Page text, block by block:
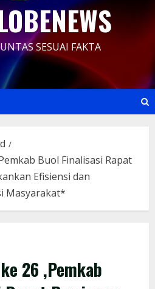
SESUAI FAKTA
Buol Finalisasi Rapat
Efisiensi dan
Masyarakat*
26 ,Pemkab